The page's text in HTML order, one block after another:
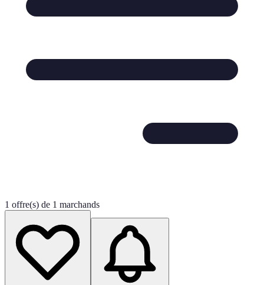
1 offre(s) de 1 marchands